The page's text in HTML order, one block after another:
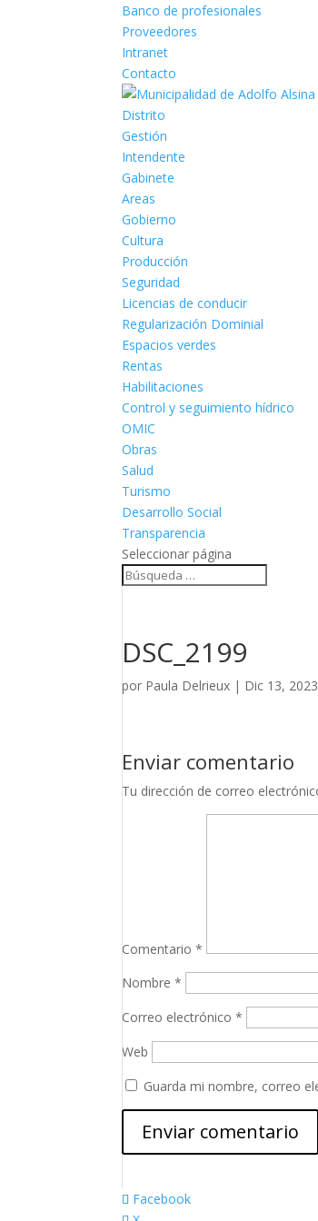
Banco de profesionales
Proveedores
Intranet
Contacto
Distrito
Gestión
Intendente
Gabinete
Areas
Gobierno
Cultura
Producción
Seguridad
Licencias de conducir
Regularización Dominial
Espacios verdes
Rentas
Habilitaciones
Control y seguimiento hídrico
OMIC
Obras
Salud
Turismo
Desarrollo Social
Transparencia
Seleccionar página
DSC_2199
por Paula Delrieux | Dic 13, 2023
Enviar comentario
Tu dirección de correo
Comentario*
Nombre*
Correo electrónico*
Web
Guarda mi nombre, correo
Facebook